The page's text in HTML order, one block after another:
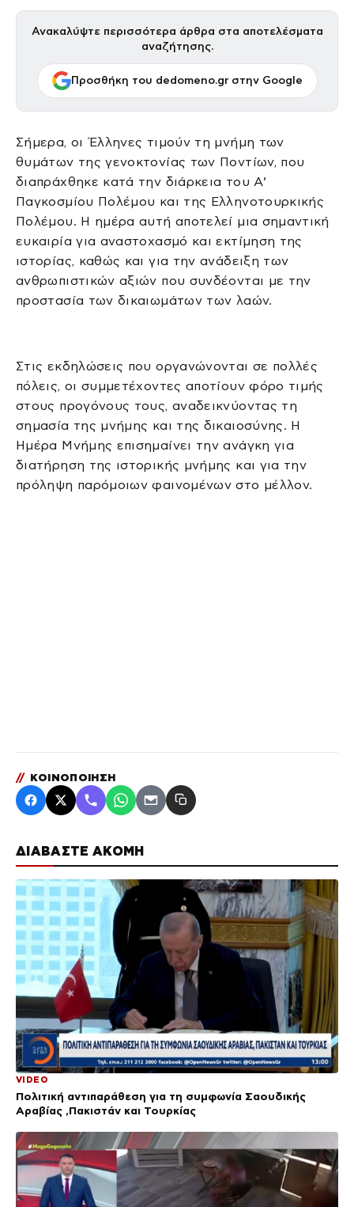
ΔΙΑΒΑΣΤΕ ΑΚΟΜΗ
VIDEO
Πολιτική αντιπαράθεση για τη συμφωνία Σαουδικής
Αραβίας ,Πακιστάν και Τουρκίας
Ανακαλύψτε περισσότερα άρθρα στα αποτελέσματα
αναζήτησης.
Προσθήκη του dedomeno.gr στην Google
Σήμερα, οι Έλληνες τιμούν τη μνήμη των
θυμάτων της γενοκτονίας των Ποντίων, που
διαπράχθηκε κατά την διάρκεια του Α’
Παγκοσμίου Πολέμου και της Ελληνοτουρκικής
Πολέμου. Η ημέρα αυτή αποτελεί μια σημαντική
ευκαιρία για αναστοχασμό και εκτίμηση της
ιστορίας, καθώς και για την ανάδειξη των
ανθρωπιστικών αξιών που συνδέονται με την
προστασία των δικαιωμάτων των λαών.
Στις εκδηλώσεις που οργανώνονται σε πολλές
πόλεις, οι συμμετέχοντες αποτίουν φόρο τιμής
στους προγόνους τους, αναδεικνύοντας τη
σημασία της μνήμης και της δικαιοσύνης. Η
Ημέρα Μνήμης επισημαίνει την ανάγκη για
διατήρηση της ιστορικής μνήμης και για την
πρόληψη παρόμοιων φαινομένων στο μέλλον.
// ΚΟΙΝΟΠΟΙΗΣΗ